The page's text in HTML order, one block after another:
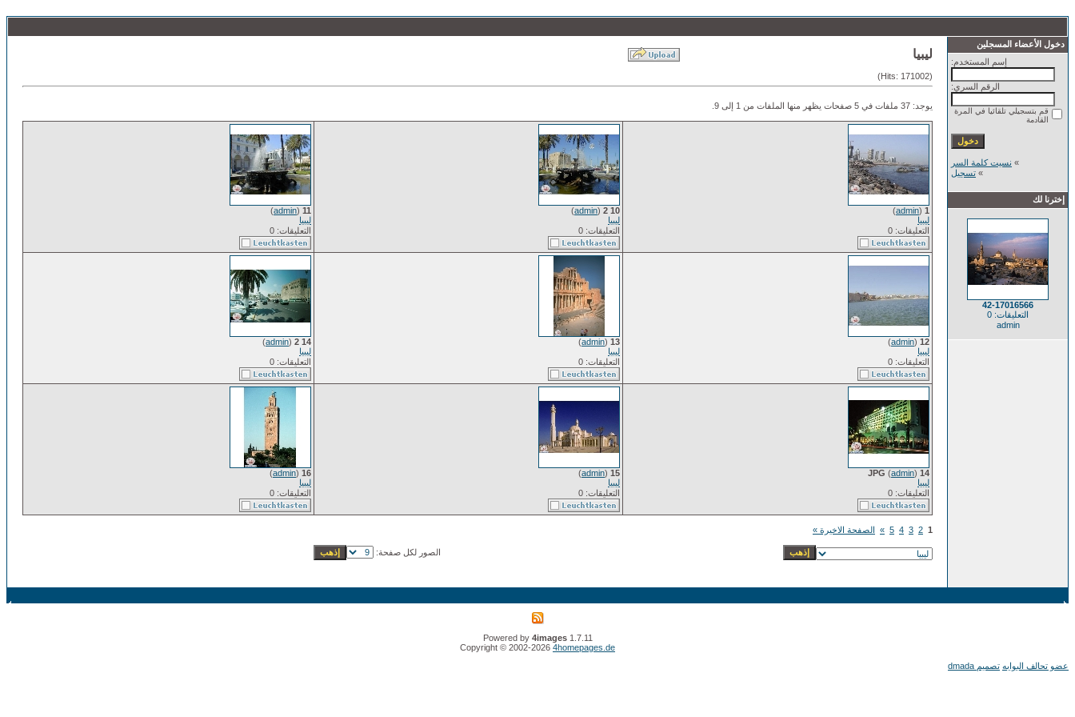
دخول الأعضاء المسجلين
إسم المستخدم:
الرقم السري:
قم بتسجيلي تلقائيا في المرة
القادمة
» نسيت كلمة السر
» تسجيل
إخترنا لك
42-17016566
التعليقات: 0
admin
ليبيا
(Hits: 171002)
يوجد: 37 ملفات في 5 صفحات يظهر منها الملفات من 1 إلى 9.
1
(
admin
)
ليبيا
التعليقات: 0
10 2
(
admin
)
ليبيا
التعليقات: 0
11
(
admin
)
ليبيا
التعليقات: 0
12
(
admin
)
ليبيا
التعليقات: 0
13
(
admin
)
ليبيا
التعليقات: 0
14 2
(
admin
)
ليبيا
التعليقات: 0
14 JPG
(admin)
ليبيا
التعليقات: 0
15
(
admin
)
ليبيا
التعليقات: 0
16
(
admin
)
ليبيا
التعليقات: 0
1
2
3
4
5
» الصفحة الاخيرة »
الصور لكل صفحة:
Powered by 4images1.7.11
Copyright © 2002-2026 4homepages.de
عضو تحالف البوابه تصميم dmada